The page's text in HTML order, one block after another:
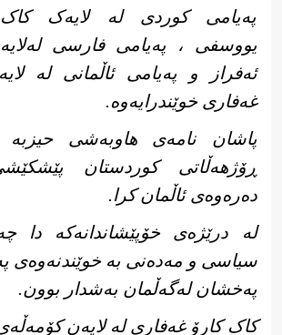
پەیامی کوردی لە لایەک
یووسفی ، پەیامی فارسی
ئەفراز و پەیامی ئاڵمانی لە
غەفاری خوێندرایەوە.
پاشان نامەی هاوبەشی حیزبە
ڕۆژهەڵاتی کوردستان
دەرەوەی ئاڵمان کرا.
لە درێژەی خۆپێشاندانەکە دا
سیاسی و مەدەنی بە خوێندنەوەی
پەخشان لەگەڵمان بەشدار بوون.
کاک کارۆ غەفاری لە لایەن